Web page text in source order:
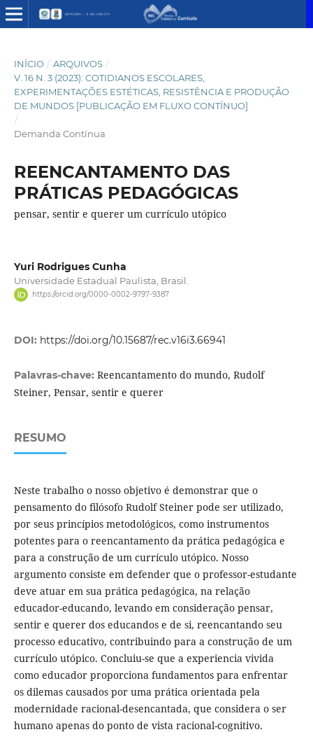
INÍCIO / ARQUIVOS /
V. 16 N. 3 (2023): COTIDIANOS ESCOLARES,
EXPERIMENTAÇÕES ESTÉTICAS, RESISTÊNCIA E PRODUÇÃO
DE MUNDOS [PUBLICAÇÃO EM FLUXO CONTÍNUO]
/
Demanda Contínua
REENCANTAMENTO DAS
PRÁTICAS PEDAGÓGICAS
pensar, sentir e querer um currículo utópico
Yuri Rodrigues Cunha
Universidade Estadual Paulista, Brasil.
https://orcid.org/0000-0002-9797-9387
DOI: https://doi.org/10.15687/rec.v16i3.66941
Palavras-chave: Reencantamento do mundo, Rudolf
Steiner, Pensar, sentir e querer
RESUMO
Neste trabalho o nosso objetivo é demonstrar que o
pensamento do filósofo Rudolf Steiner pode ser utilizado,
por seus princípios metodológicos, como instrumentos
potentes para o reencantamento da prática pedagógica e
para a construção de um currículo utópico. Nosso
argumento consiste em defender que o professor-estudante
deve atuar em sua prática pedagógica, na relação
educador-educando, levando em consideração pensar,
sentir e querer dos educandos e de si, reencantando seu
processo educativo, contribuindo para a construção de um
currículo utópico. Concluiu-se que a experiencia vivida
como educador proporciona fundamentos para enfrentar
os dilemas causados por uma prática orientada pela
modernidade racional-desencantada, que considera o ser
humano apenas do ponto de vista racional-cognitivo.